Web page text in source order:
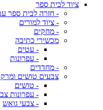
ציוד לבית ספר
- חזרה לבית ספר
- ציוד למורים
- מחקים
מכשירי כתיבה
- עטים
- עפרונות
- מחדדים
צבעים טושים
- טושים
- עפרונות
- צבעי גואש